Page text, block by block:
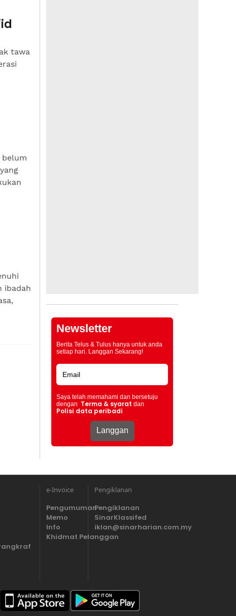
tawa
belum
ibadah
Newsletter
Berita Telus & Tulus hanya untuk anda
setiap hari. Langgan Sekarang!
Saya telah memahami dan bersetuju
dengan Terma & syarat dan
Polisi data peribadi
e-Invoice
Pengumuman
Memo
Info
Khidmat Pelanggan
Pengiklanan
Pengiklanan
SinarKlassifed
iklan@sinarharian.com.my